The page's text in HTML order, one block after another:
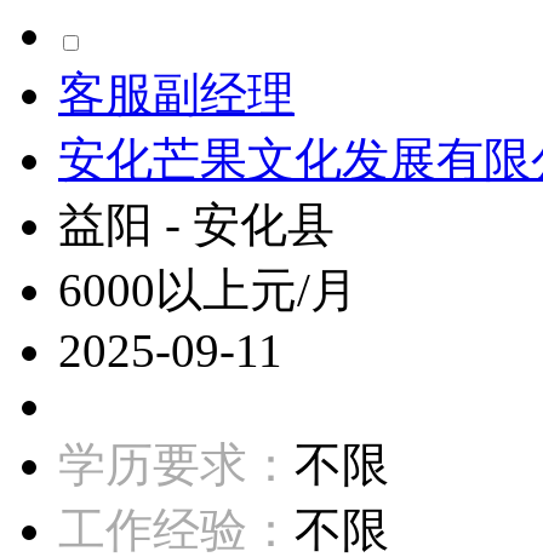
客服副经理
安化芒果文化发展有限
益阳 - 安化县
6000以上元/月
2025-09-11
学历要求： 不限
工作经验： 不限